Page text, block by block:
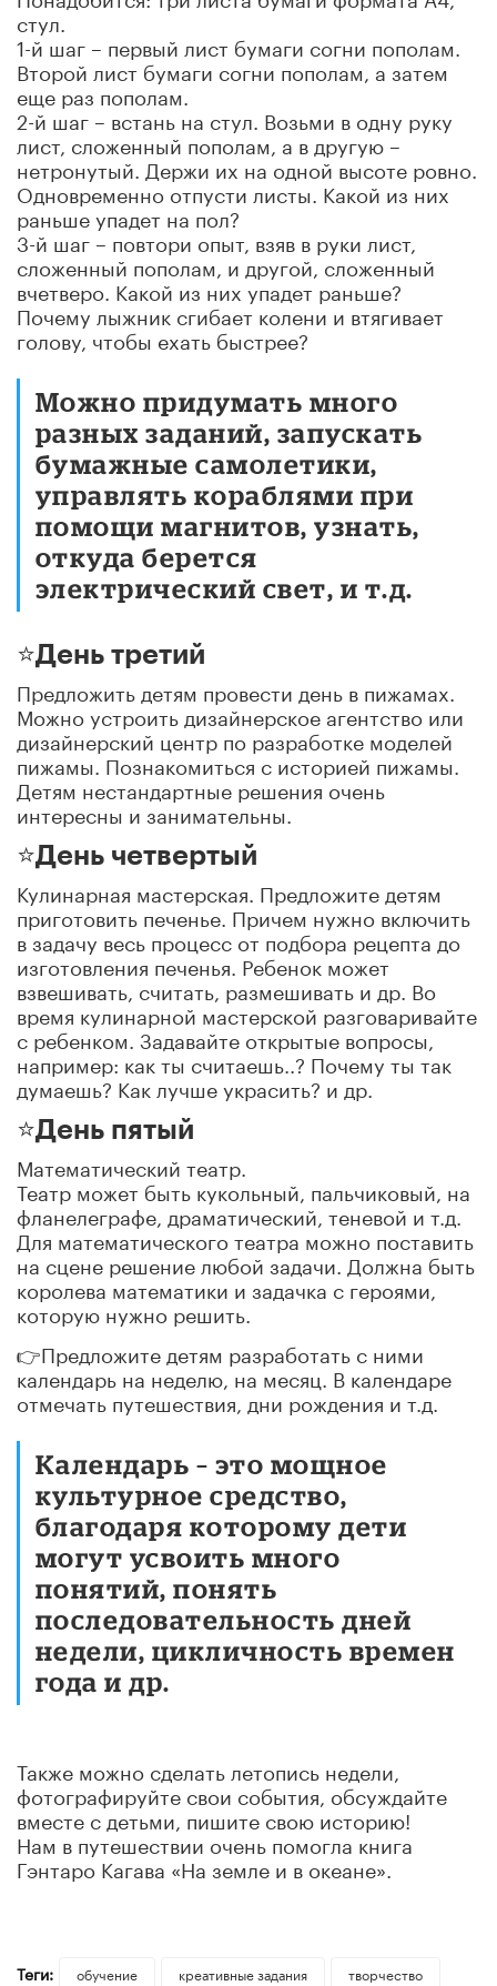
стул.
1-й шаг – первый лист бумаги согни пополам.
Второй лист бумаги согни пополам, а затем
еще раз пополам.
2-й шаг – встань на стул. Возьми в одну руку
лист, сложенный пополам, а в другую –
нетронутый. Держи их на одной высоте ровно.
Одновременно отпусти листы. Какой из них
раньше упадет на пол?
3-й шаг – повтори опыт, взяв в руки лист,
сложенный пополам, и другой, сложенный
вчетверо. Какой из них упадет раньше?
Почему лыжник сгибает колени и втягивает
голову, чтобы ехать быстрее?
Можно придумать много
разных заданий, запускать
бумажные самолетики,
управлять кораблями при
помощи магнитов, узнать,
откуда берется
электрический свет, и т.д.
⭐️День третий
Предложить детям провести день в пижамах.
Можно устроить дизайнерское агентство или
дизайнерский центр по разработке моделей
пижамы. Познакомиться с историей пижамы.
Детям нестандартные решения очень
интересны и занимательны.
⭐️День четвертый
Кулинарная мастерская. Предложите детям
приготовить печенье. Причем нужно включить
в задачу весь процесс от подбора рецепта до
изготовления печенья. Ребенок может
взвешивать, считать, размешивать и др. Во
время кулинарной мастерской разговаривайте
с ребенком. Задавайте открытые вопросы,
например: как ты считаешь..? Почему ты так
думаешь? Как лучше украсить? и др.
⭐️День пятый
Математический театр.
Театр может быть кукольный, пальчиковый, на
фланелеграфе, драматический, теневой и т.д.
Для математического театра можно поставить
на сцене решение любой задачи. Должна быть
королева математики и задачка с героями,
которую нужно решить.
👉Предложите детям разработать с ними
календарь на неделю, на месяц. В календаре
отмечать путешествия, дни рождения и т.д.
Календарь – это мощное
культурное средство,
благодаря которому дети
могут усвоить много
понятий, понять
последовательность дней
недели, цикличность времен
года и др.
Также можно сделать летопись недели,
фотографируйте свои события, обсуждайте
вместе с детьми, пишите свою историю!
Нам в путешествии очень помогла книга
Гэнтаро Кагава «На земле и в океане».
Теги: обучение креативные задания
творчество